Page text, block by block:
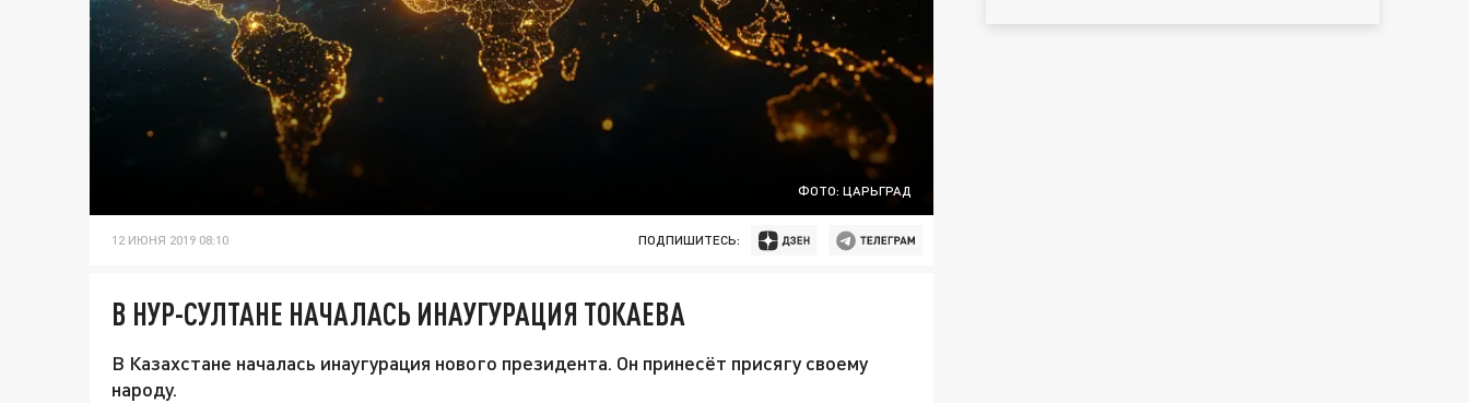
ФОТО: ЦАРЬГРАД
12 ИЮНЯ 2019 08:10 ПОДПИШИТЕСЬ:
В НУР-СУЛТАНЕ НАЧАЛАСЬ ИНАУГУРАЦИЯ ТОКАЕВА
В Казахстане началась инаугурация нового президента. Он принесёт присягу своему
народу.